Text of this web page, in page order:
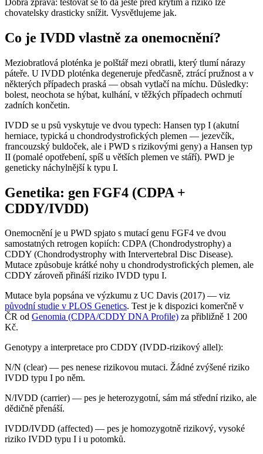
chovatelsky drasticky snížit. Vysvětlujeme jak.
Co je IVDD vlastně za onemocnění?
Meziobratlová ploténka je polštář mezi obratli, který tlumí nárazy
páteře. U IVDD ploténka degeneruje předčasně, ztrácí pružnost a v
některých případech praská — obsah vytlačí na míchu. Důsledky:
bolest, neochota se hýbat, kulhání, v těžkých případech ochrnutí
zadních končetin.
IVDD se u psů vyskytuje ve dvou typech: Hansen typ I (akutní
herniace, typická u chondrodystrofických plemen — jezevčík,
francouzský buldoček, ale i PWD s rizikovými geny) a Hansen typ
II (pomalé opotřebení, spíš u větších plemen ve stáří). PWD je
geneticky náchylnější k typu I.
Genetika: gen FGF4 (CDPA +
CDDY/IVDD)
Onemocnění je u PWD spjato s mutací genu FGF4 ve dvou
samostatných retrogen kopiích: CDPA (Chondrodystrophy) a
CDDY (Chondrodystrophy with Intervertebral Disc Disease).
Mutace způsobuje krátké nohy u chondrodystrofických plemen, ale
CDDY zároveň přináší riziko IVDD typu I.
Mutace byla popsána ve výzkumu z UC Davis (2017) — viz
původní studie v PLOS Genetics. Test je k dispozici komerčně v
ČR od Genomia (CDPA/CDDY DNA Profile) za přibližně 1 200
Kč.
Genotypy a interpretace pro CDDY (IVDD-rizikový allel):
N/N (clear) — pes nenese rizikovou mutaci. Žádné zvýšené riziko
IVDD typu I po něm.
N/IVDD (carrier) — pes je heterozygotní, sám má střední riziko, ale
dědičně přenáší.
IVDD/IVDD (affected) — pes je homozygotně rizikový, vysoké
riziko IVDD typu I i u potomků.